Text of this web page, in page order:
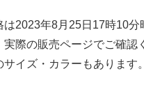
2023年8月25日17時10
際の販売ページでご確認
イズ・カラーもあります